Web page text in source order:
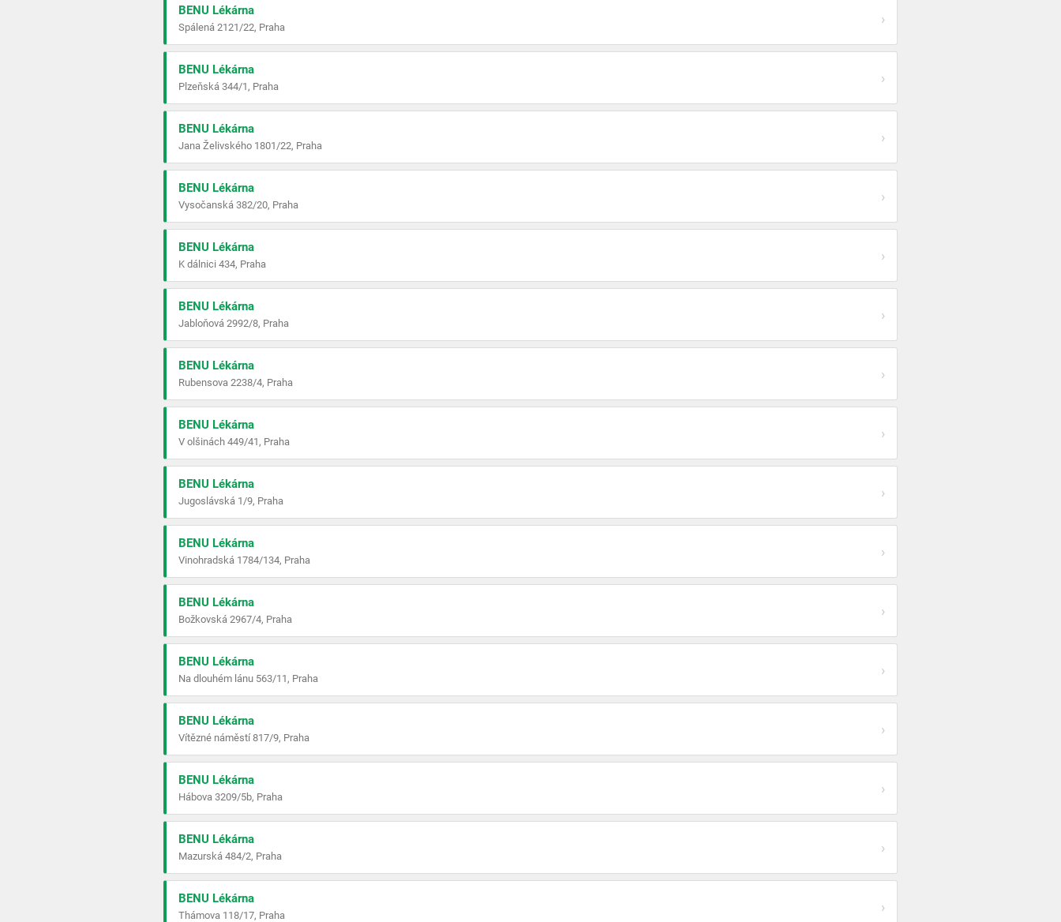
BENU Lékárna
Spálená 2121/22, Praha
›
BENU Lékárna
Plzeňská 344/1, Praha
›
BENU Lékárna
Jana Želivského 1801/22, Praha
›
BENU Lékárna
Vysočanská 382/20, Praha
›
BENU Lékárna
K dálnici 434, Praha
›
BENU Lékárna
Jabloňová 2992/8, Praha
›
BENU Lékárna
Rubensova 2238/4, Praha
›
BENU Lékárna
V olšinách 449/41, Praha
›
BENU Lékárna
Jugoslávská 1/9, Praha
›
BENU Lékárna
Vinohradská 1784/134, Praha
›
BENU Lékárna
Božkovská 2967/4, Praha
›
BENU Lékárna
Na dlouhém lánu 563/11, Praha
›
BENU Lékárna
Vítězné náměstí 817/9, Praha
›
BENU Lékárna
Hábova 3209/5b, Praha
›
BENU Lékárna
Mazurská 484/2, Praha
›
BENU Lékárna
Thámova 118/17, Praha
›